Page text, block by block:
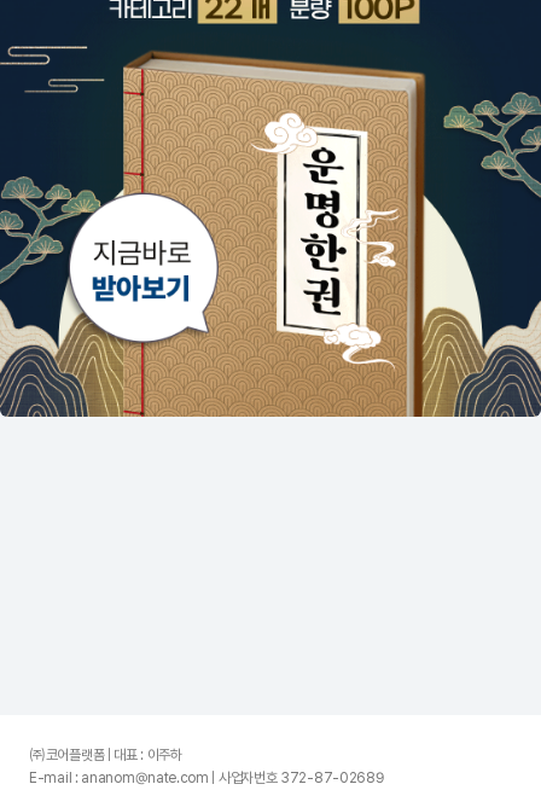
㈜코어플랫폼 | 대표 : 이주하
E-mail : ananom@nate.com | 사업자번호 372-87-02689